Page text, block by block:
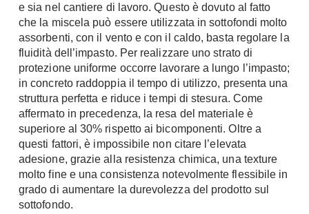
Giardino
Arredo giardino
Tende da sole
Gazebo
Fai da te in giardino
Il fai da te in bagno
Casa fai da te
Bricolage
e sia nel cantiere di lavoro. Questo è dovuto al fatto
che la miscela può essere utilizzata in sottofondi molto
assorbenti, con il vento e con il caldo, basta regolare la
fluidità dell’impasto. Per realizzare uno strato di
protezione uniforme occorre lavorare a lungo l’impasto;
in concreto raddoppia il tempo di utilizzo, presenta una
struttura perfetta e riduce i tempi di stesura. Come
affermato in precedenza, la resa del materiale è
superiore al 30% rispetto ai bicomponenti. Oltre a
questi fattori, è impossibile non citare l’elevata
adesione, grazie alla resistenza chimica, una texture
molto fine e una consistenza notevolmente flessibile in
grado di aumentare la durevolezza del prodotto sul
sottofondo.